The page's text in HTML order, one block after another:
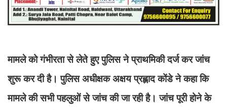
मामले को गंभीरता से लेते हुए पुलिस ने प्राथमिकी दर्ज कर जांच
शुरू कर दी है। पुलिस अधीक्षक अक्षय प्रह्लाद कोंडे ने कहा कि
मामले की सभी पहलुओं से जांच की जा रही है। जांच पूरी होने के